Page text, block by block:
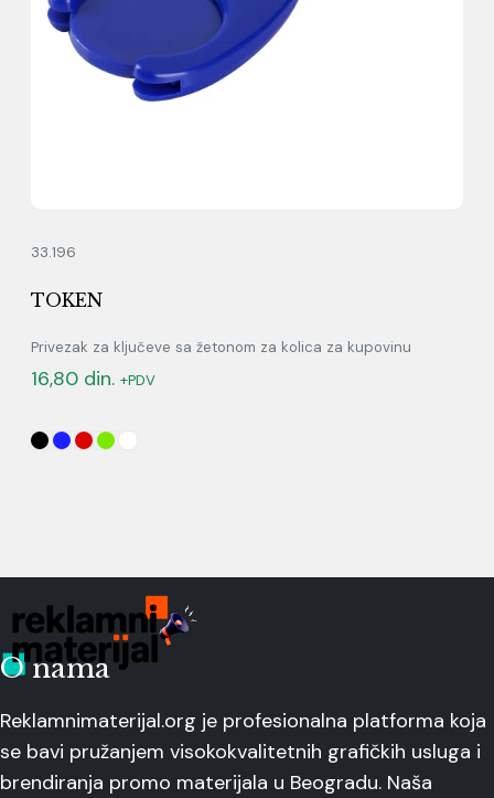
33.196
TOKEN
Privezak za ključeve sa žetonom za kolica za kupovinu
16,80 din. +PDV
O nama
Reklamnimaterijal.org je profesionalna platforma koja
se bavi pružanjem visokokvalitetnih grafičkih usluga i
brendiranja promo materijala u Beogradu. Naša